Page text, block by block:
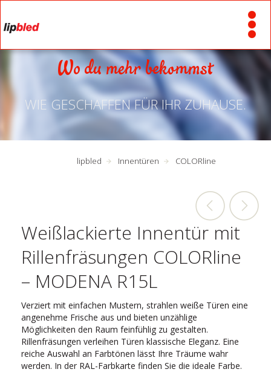
Wo du mehr bekommst
WIE GESCHAFFEN FÜR IHR ZUHAUSE.
lipbled Innentüren COLORline
Weißlackierte Innentür mit
Rillenfräsungen COLORline
– MODENA R15L
Verziert mit einfachen Mustern, strahlen weiße Türen eine
angenehme Frische aus und bieten unzählige
Möglichkeiten den Raum feinfühlig zu gestalten.
Rillenfräsungen verleihen Türen klassische Eleganz. Eine
reiche Auswahl an Farbtönen lässt Ihre Träume wahr
werden. In der RAL-Farbkarte finden Sie die ideale Farbe.